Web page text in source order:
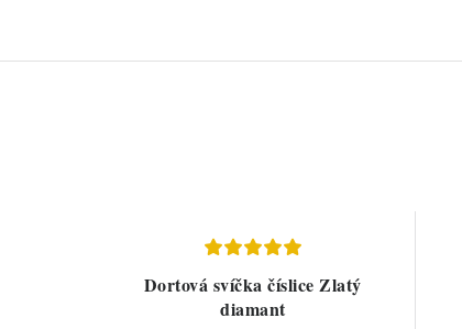
Dortová svíčka číslice Zlatý
diamant